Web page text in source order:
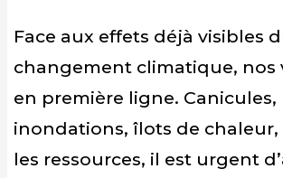
Face aux effets déjà visibles
changement climatique, nos
en première ligne. Canicules,
inondations, îlots de chaleur,
les ressources, il est urgent